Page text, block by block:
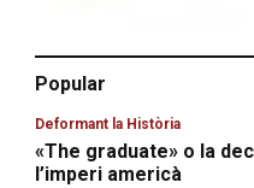
Popular
Deformant la Història
«The graduate» o la
l’imperi americà